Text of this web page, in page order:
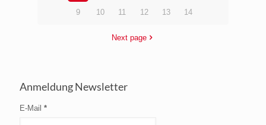
9 10 11 12 13 14
Next page
Anmeldung Newsletter
E-Mail *